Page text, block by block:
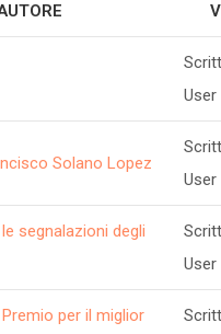
User
Solano Lopez
User
segnalazioni degli
User
per il miglior